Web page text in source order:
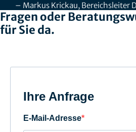
Markus Krickau, Bereichsleiter
Fragen oder
für Sie da.